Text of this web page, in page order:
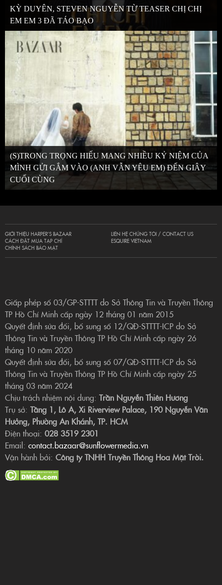
KỲ DUYÊN, STEVEN NGUYỄN TỪ TEASER CHỊ CHỊ
EM EM 3 ĐÃ TÁO BẠO
(S)TRONG TRỌNG HIẾU MANG NHIỀU KỶ NIỆM CỦA
MÌNH GỬI GẮM VÀO (ANH VẪN YÊU EM) ĐẾN GIÂY
CUỐI CÙNG
GIỚI THIỆU HARPER’S BAZAAR
CÁCH ĐẶT MUA TẠP CHÍ
CHÍNH SÁCH BẢO MẬT
LIÊN HỆ CHÚNG TÔI / CONTACT US
ESQUIRE VIETNAM
Giấp phép số 03/GP-STTTT do Sở Thông Tin và Truyền Thông
TP Hồ Chí Minh cấp ngày 12 tháng 01 năm 2015
Quyết định sửa đổi, bổ sung số 12/QĐ-STTTT-ICP do Sở
Thông Tin và Truyền Thông TP Hồ Chí Minh cấp ngày 26
tháng 10 năm 2020
Quyết định sửa đổi, bổ sung số 07/QĐ-STTTT-ICP do Sở
Thông Tin và Truyền Thông TP Hồ Chí Minh cấp ngày 25
tháng 03 năm 2024
Chịu trách nhiệm nội dung: Trần Nguyễn Thiên Hương
Trụ sở: Tầng 1, Lô A, Xi Riverview Palace, 190 Nguyễn Văn
Hưởng, Phường An Khánh, TP. HCM
Điện thoại: 028 3519 2301
Email: contact.bazaar@sunflowermedia.vn
Vận hành bởi: Công ty TNHH Truyền Thông Hoa Mặt Trời.